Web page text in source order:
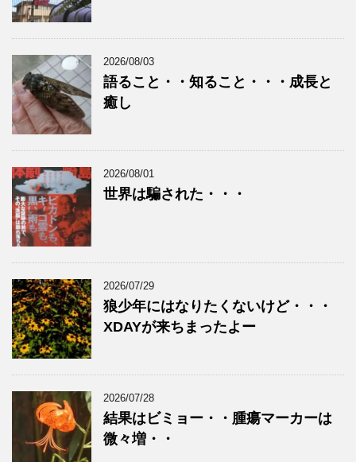
2026/08/03
語ること・・知ること・・・成長と
癒し
2026/08/01
世界は騙された・・・
2026/07/29
狼少年にはなりたくないけど・・・
XDAYが来ちまったよー
2026/07/28
結果はビミョー・・腫瘍マーカーは
微々増・・